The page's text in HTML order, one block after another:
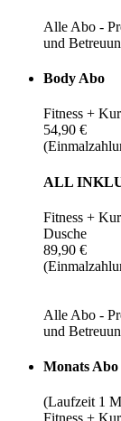
Alle Abo -
und
Body Abo
Fitness +
54,90 €
ALL
Fitness +
Dusche
89,90 €
Alle Abo -
und
Monats Abo
(Laufzeit 1